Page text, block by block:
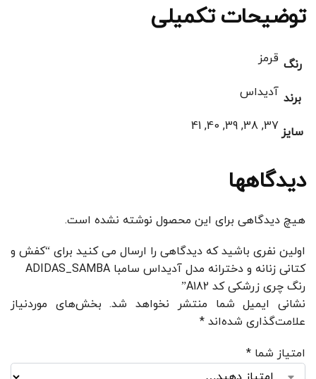
توضیحات تکمیلی
رنگ قرمز
برند آدیداس
سایز 37, 38, 39, 40, 41
دیدگاهها
هیچ دیدگاهی برای این محصول نوشته نشده است.
اولین نفری باشید که دیدگاهی را ارسال می کنید برای “کفش و
کتانی زنانه و دخترانه مدل آدیداس سامبا ADIDAS_SAMBA
رنگ چری زرشکی کد A182”
نشانی ایمیل شما منتشر نخواهد شد. بخش‌های موردنیاز
علامت‌گذاری شده‌اند *
امتیاز شما *